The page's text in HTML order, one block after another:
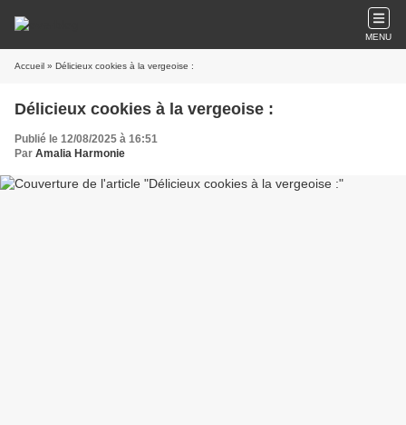
MENU
Accueil » Délicieux cookies à la vergeoise :
Délicieux cookies à la vergeoise :
Publié le 12/08/2025 à 16:51
Par Amalia Harmonie